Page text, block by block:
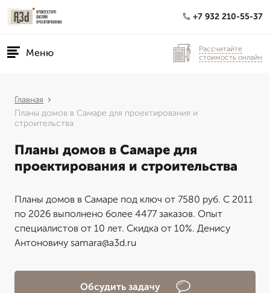
+7 932 210-55-37
Меню
Рассчитайте
стоимость онлайн
Главная
Планы домов в Самаре для проектирования и
строительства
Планы домов в Самаре для
проектирования и строительства
Планы домов в Самаре под ключ от 7580 руб. С 2011
по 2026 выполнено более 4477 заказов. Опыт
специалистов от 10 лет. Скидка от 10%. Денису
Антоновичу samara@a3d.ru
Обсудить задачу